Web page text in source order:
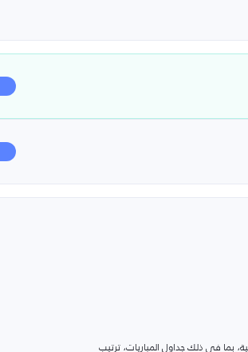
بما في ذلك جداول المباريات، ترتيب